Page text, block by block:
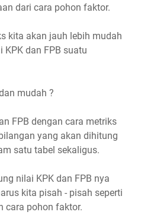
dari cara pohon faktor.
kita akan jauh lebih mudah
dan FPB suatu
mudah ?
FPB dengan cara metriks
yang akan dihitung
satu tabel sekaligus.
nilai KPK dan FPB nya
kita pisah - pisah seperti
cara pohon faktor.